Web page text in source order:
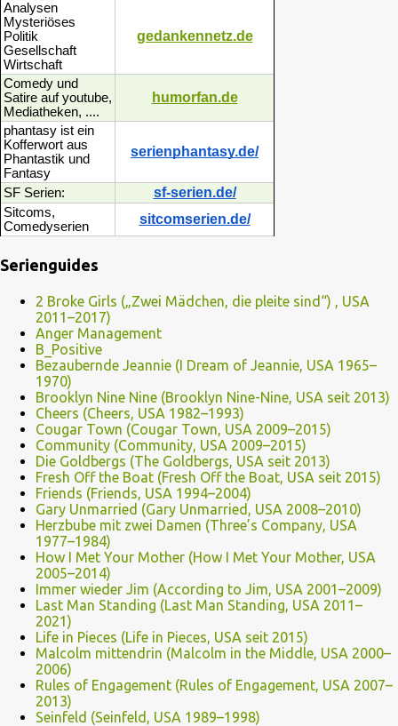
Analysen
Mysteriöses
Politik
Gesellschaft
Wirtschaft
gedankennetz.de
Comedy und
Satire auf youtube,
Mediatheken, ....
humorfan.de
phantasy ist ein
Kofferwort aus
Phantastik und
Fantasy
serienphantasy.de/
SF Serien: sf-serien.de/
Sitcoms,
Comedyserien
sitcomserien.de/
Serienguides
2 Broke Girls („Zwei Mädchen, die pleite sind“) , USA
2011–2017)
Anger Management
B_Positive
Bezaubernde Jeannie (I Dream of Jeannie, USA 1965–
1970)
Brooklyn Nine Nine (Brooklyn Nine-Nine, USA seit 2013)
Cheers (Cheers, USA 1982–1993)
Cougar Town (Cougar Town, USA 2009–2015)
Community (Community, USA 2009–2015)
Die Goldbergs (The Goldbergs, USA seit 2013)
Fresh Off the Boat (Fresh Off the Boat, USA seit 2015)
Friends (Friends, USA 1994–2004)
Gary Unmarried (Gary Unmarried, USA 2008–2010)
Herzbube mit zwei Damen (Three’s Company, USA
1977–1984)
How I Met Your Mother (How I Met Your Mother, USA
2005–2014)
Immer wieder Jim (According to Jim, USA 2001–2009)
Last Man Standing (Last Man Standing, USA 2011–
2021)
Life in Pieces (Life in Pieces, USA seit 2015)
Malcolm mittendrin (Malcolm in the Middle, USA 2000–
2006)
Rules of Engagement (Rules of Engagement, USA 2007–
2013)
Seinfeld (Seinfeld, USA 1989–1998)